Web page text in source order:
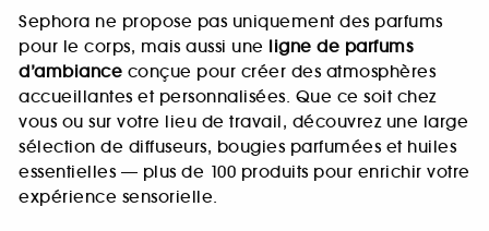
Sephora ne propose pas uniquement des parfums
pour le corps, mais aussi une ligne de parfums
d’ambiance conçue pour créer des atmosphères
accueillantes et personnalisées. Que ce soit chez
vous ou sur votre lieu de travail, découvrez une large
sélection de diffuseurs, bougies parfumées et huiles
essentielles — plus de 100 produits pour enrichir votre
expérience sensorielle.